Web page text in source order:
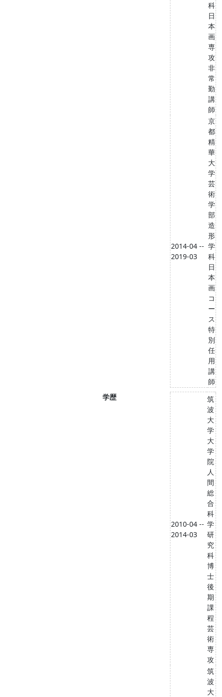
科
日
本
画
専
攻
非
常
勤
講
師
2014-04 --
2019-03
京
都
精
華
大
学
芸
術
学
部
造
形
学
科
日
本
画
コ
ー
ス
特
別
任
用
講
師
学歴
2010-04 --
2014-03
筑
波
大
学
大
学
院
人
間
総
合
科
学
研
究
科
博
士
後
期
課
程
芸
術
専
攻
筑
波
大